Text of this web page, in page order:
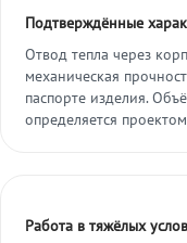
Подтверждённые
Отвод тепла через
механическая
паспорте изделия.
определяется
Работа в тяжёлых